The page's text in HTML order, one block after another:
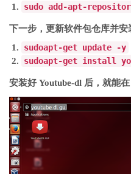
sudo add -apt-
下一步，更新软件包仓库并安
sudoapt-get update -y
sudoapt-get install
安装好 Youtube-dl 后，就能